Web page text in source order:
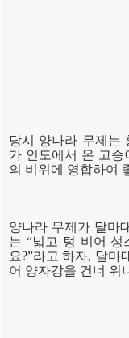
당시 양나라 무제는
가 인도에서 온 고
의 비위에 영합하여
양나라 무제가 달마
는 “넓고 텅 비어 성
요?”라고 하자, 달마
어 양자강을 건너 위